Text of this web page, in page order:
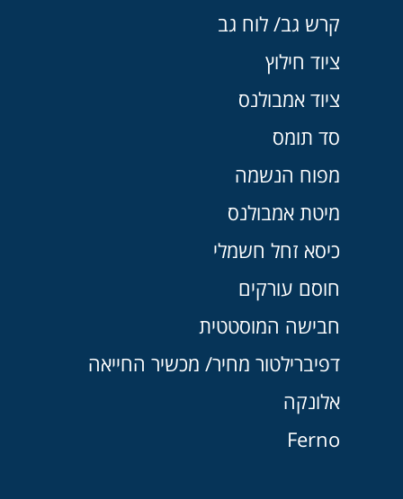
קרש גב/ לוח גב
ציוד חילוץ
ציוד אמבולנס
סד תומס
מפוח הנשמה
מיטת אמבולנס
כיסא זחל חשמלי
חוסם עורקים
חבישה המוסטטית
דפיברילטור מחיר/ מכשיר החייאה
אלונקה
Ferno